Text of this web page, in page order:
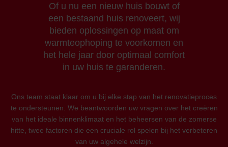
Of u nu een nieuw huis bouwt of
een bestaand huis renoveert, wij
bieden oplossingen op maat om
warmteophoping te voorkomen en
het hele jaar door optimaal comfort
in uw huis te garanderen.
Ons team staat klaar om u bij elke stap van het renovatieproces
te ondersteunen. We beantwoorden uw vragen over het creëren
van het ideale binnenklimaat en het beheersen van de zomerse
hitte, twee factoren die een cruciale rol spelen bij het verbeteren
van uw algehele welzijn.